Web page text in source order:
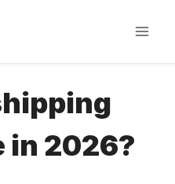
in 2026?